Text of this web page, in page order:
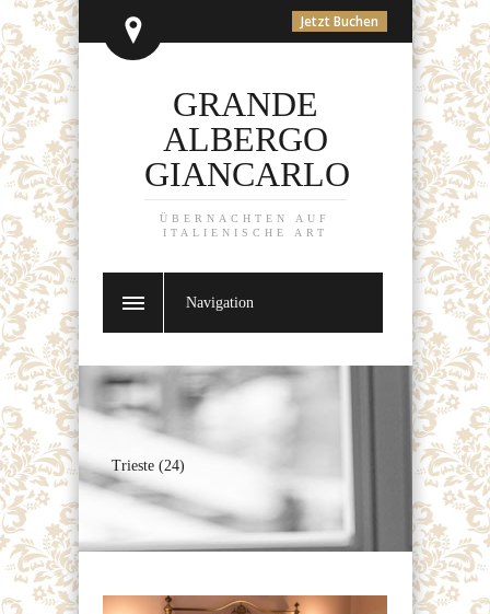
Jetzt Buchen
GRANDE
ALBERGO
GIANCARLO
ÜBERNACHTEN AUF
ITALIENISCHE ART
Navigation
Trieste (24)